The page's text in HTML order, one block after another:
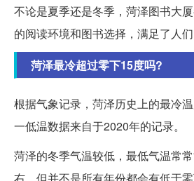
不论是夏季还是冬季，菏泽图书大
的阅读环境和图书选择，满足了人们
菏泽最冷超过零下15度吗?
根据气象记录，菏泽历史上的最冷
一低温数据来自于2020年的记录。
菏泽的冬季气温较低，最低气温常